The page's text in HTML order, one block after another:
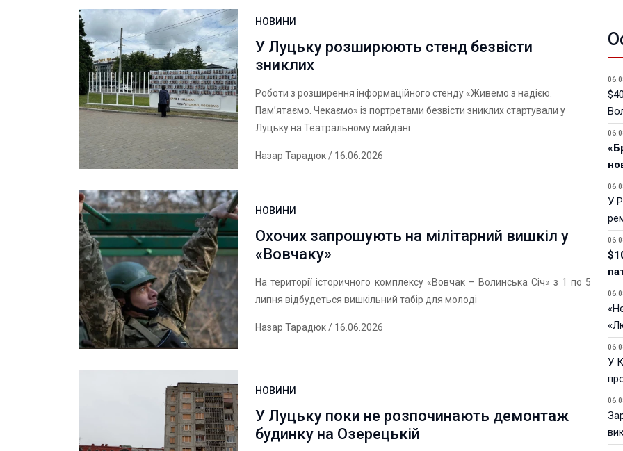
НОВИНИ
У Луцьку розширюють стенд безвісти
зниклих
Роботи з розширення інформаційного стенду «Живемо з надією.
Пам’ятаємо. Чекаємо» із портретами безвісти зниклих стартували у
Луцьку на Театральному майдані
Назар Тарадюк/ 16.06.2026
НОВИНИ
Охочих запрошують на мілітарний вишкіл у
«Вовчаку»
На території історичного комплексу «Вовчак – Волинська Січ» з 1 по 5
липня відбудеться вишкільний табір для молоді
Назар Тарадюк/ 16.06.2026
НОВИНИ
У Луцьку поки не розпочинають демонтаж
будинку на Озерецькій
У
У